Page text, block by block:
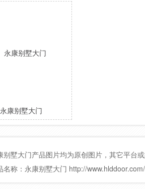
永康别墅大门
别墅大门产品图片均为原创图片，其它平台
名称：永康别墅大门 http://